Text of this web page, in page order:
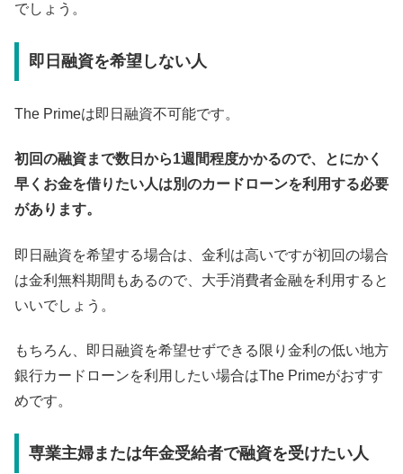
でしょう。
即日融資を希望しない人
The Primeは即日融資不可能です。
初回の融資まで数日から1週間程度かかるので、とにかく
早くお金を借りたい人は別のカードローンを利用する必要
があります。
即日融資を希望する場合は、金利は高いですが初回の場合
は金利無料期間もあるので、大手消費者金融を利用すると
いいでしょう。
もちろん、即日融資を希望せずできる限り金利の低い地方
銀行カードローンを利用したい場合はThe Primeがおすす
めです。
専業主婦または年金受給者で融資を受けたい人